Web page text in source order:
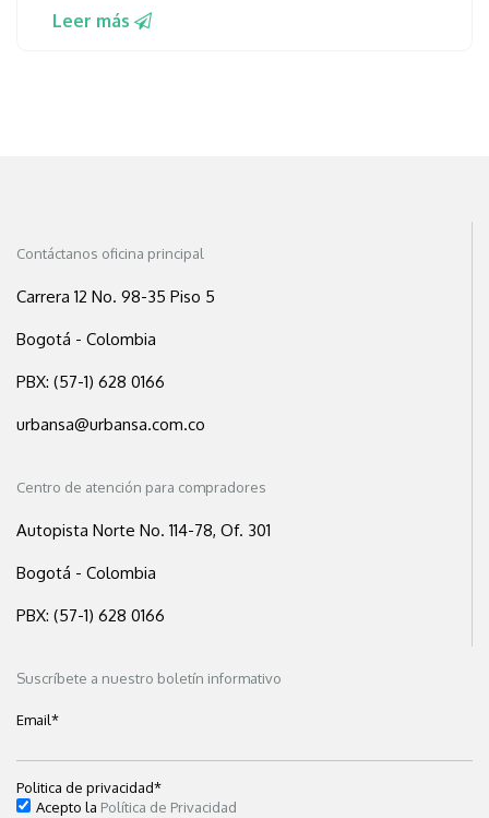
Leer más
Contáctanos oficina principal
Carrera 12 No. 98-35 Piso 5
Bogotá - Colombia
PBX: (57-1) 628 0166
urbansa@urbansa.com.co
Centro de atención para compradores
Autopista Norte No. 114-78, Of. 301
Bogotá - Colombia
PBX: (57-1) 628 0166
Suscríbete a nuestro boletín informativo
Email*
Politica de privacidad*
Acepto la Política de Privacidad